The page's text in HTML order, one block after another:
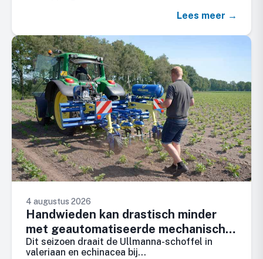
Lees meer →
4 augustus 2026
Handwieden kan drastisch minder
met geautomatiseerde mechanische
onkruidbestrijding
Dit seizoen draait de Ullmanna-schoffel in
valeriaan en echinacea bij…